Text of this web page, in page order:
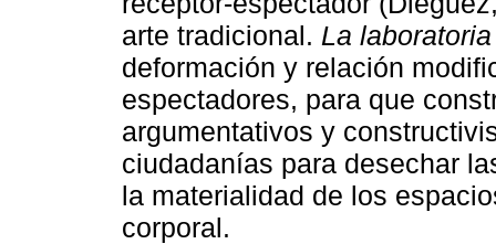
arte tradicional. La
deformación y relación
espectadores, para que
argumentativos y
ciudadanías para desechar
la materialidad de los
corporal.